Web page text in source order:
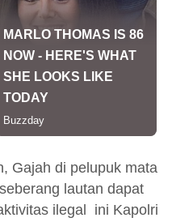
Gajah di pelupuk mata
lautan dapat
ilegal ini Kapolri